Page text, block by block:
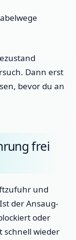
Dann erst
bevor du an
frei
und
der Ansaug-
oder
schnell wieder